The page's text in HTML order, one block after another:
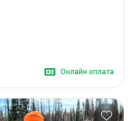
Онлайн оплата